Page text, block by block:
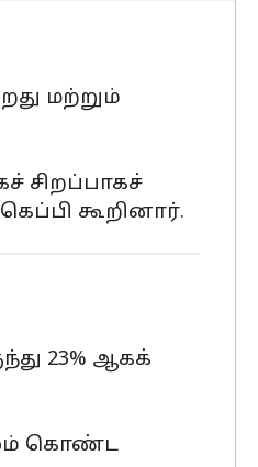
மற்றும்
சிறப்பாகச்
கூறினார்.
23% ஆகக்
கொண்ட